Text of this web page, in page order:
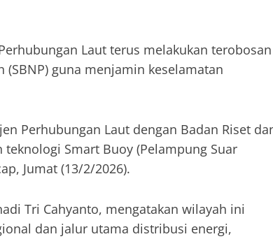
Laut terus melakukan terobosan
guna menjamin keselamatan
Perhubungan Laut dengan Badan Riset
Smart Buoy (Pelampung Suar
Jumat (13/2/2026).
Tri Cahyanto, mengatakan wilayah ini
dan jalur utama distribusi energi,